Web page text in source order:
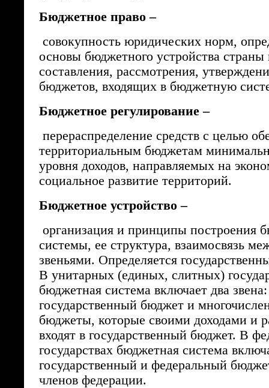
Бюджетное право –
совокупность юридических норм,
основы бюджетного устройства страны
составления, рассмотрения,
бюджетов, входящих в бюджетную
Бюджетное регулирование –
перераспределение средств с целью
территориальным бюджетам
уровня доходов, направляемых на
социальное развитие территорий.
Бюджетное устройство –
организация и принципы построения
системы, ее структура, взаимосвязь
звеньями. Определяется
В унитарных (единых, слитных)
бюджетная система включает два звена:
государственный бюджет и
бюджеты, которые своими доходами и
входят в государственный бюджет. В
государствах бюджетная система
государственный и федеральный
членов федерации.